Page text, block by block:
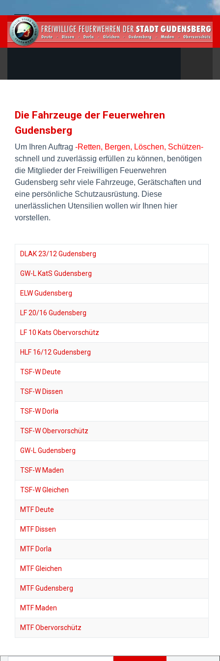
Die Fahrzeuge der Feuerwehren
Gudensberg
Um Ihren Auftrag -Retten, Bergen, Löschen, Schützen-
schnell und zuverlässig erfüllen zu können, benötigen
die Mitglieder der Freiwilligen Feuerwehren
Gudensberg sehr viele Fahrzeuge, Gerätschaften und
eine persönliche Schutzausrüstung. Diese
unerlässlichen Utensilien wollen wir Ihnen hier
vorstellen.
DLAK 23/12 Gudensberg
GW-L KatS Gudensberg
ELW Gudensberg
LF 20/16 Gudensberg
LF 10 Kats Obervorschütz
HLF 16/12 Gudensberg
TSF-W Deute
TSF-W Dissen
TSF-W Dorla
TSF-W Obervorschütz
GW-L Gudensberg
TSF-W Maden
TSF-W Gleichen
MTF Deute
MTF Dissen
MTF Dorla
MTF Gleichen
MTF Gudensberg
MTF Maden
MTF Obervorschütz